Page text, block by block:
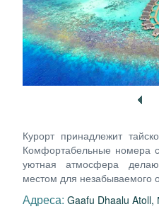
Курорт принадлежит
Комфортабельные номера
уютная атмосфера
местом для незабываемого
Адреса: Gaafu Dhaalu